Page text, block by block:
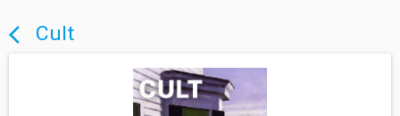
arrow_back_ios Cult